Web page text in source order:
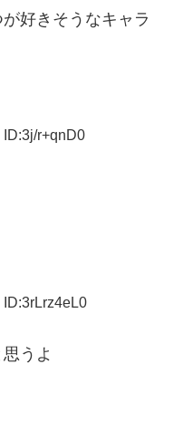
好きそうなキャラ
ID:3j/r+qnD0
ID:3rLrz4eL0
うよ